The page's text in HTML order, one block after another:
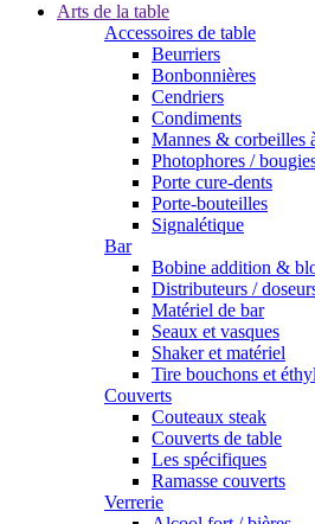
Arts de la table
Accessoires de table
Beurriers
Bonbonnières
Cendriers
Condiments
Mannes & corbeilles
Photophores /
Porte cure-dents
Porte-bouteilles
Signalétique
Bar
Bobine addition &
Distributeurs /
Matériel de bar
Seaux et vasques
Shaker et matériel
Tire bouchons et
Couverts
Couteaux steak
Couverts de table
Les spécifiques
Ramasse couverts
Verrerie